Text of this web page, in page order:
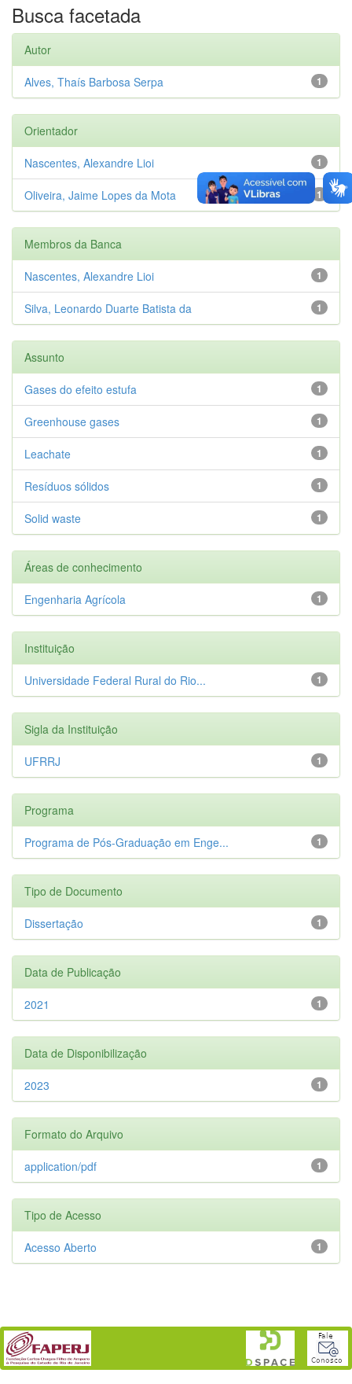
Busca facetada
Autor
1
Alves, Thaís Barbosa Serpa
Orientador
1
Nascentes, Alexandre Lioi
1
Oliveira, Jaime Lopes da Mota
Membros da Banca
1
Nascentes, Alexandre Lioi
1
Silva, Leonardo Duarte Batista da
Assunto
1
Gases do efeito estufa
1
Greenhouse gases
1
Leachate
1
Resíduos sólidos
1
Solid waste
Áreas de conhecimento
1
Engenharia Agrícola
Instituição
1
Universidade Federal Rural do Rio...
Sigla da Instituição
1
UFRRJ
Programa
1
Programa de Pós-Graduação em Enge...
Tipo de Documento
1
Dissertação
Data de Publicação
1
2021
Data de Disponibilização
1
2023
Formato do Arquivo
1
application/pdf
Tipo de Acesso
1
Acesso Aberto